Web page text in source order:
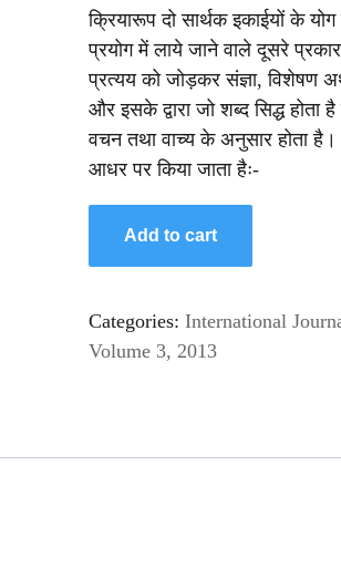
क्रियारूप दो सार्थक इकाईयों के
प्रयोग में लाये जाने वाले दूसरे
प्रत्यय को जोड़कर संज्ञा, विशेषण
और इसके द्वारा जो शब्द सिद्ध
वचन तथा वाच्य के अनुसार होता है।
आधर पर किया जाता हैः-
Add to cart
Categories: International
Volume 3, 2013